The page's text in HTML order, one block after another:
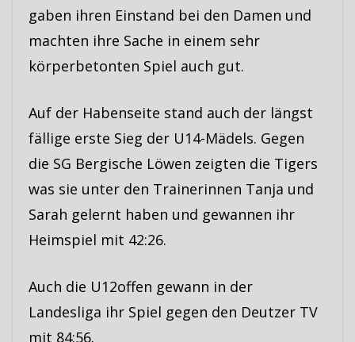
gaben ihren Einstand bei den Damen und
machten ihre Sache in einem sehr
körperbetonten Spiel auch gut.
Auf der Habenseite stand auch der längst
fällige erste Sieg der U14-Mädels. Gegen
die SG Bergische Löwen zeigten die Tigers
was sie unter den Trainerinnen Tanja und
Sarah gelernt haben und gewannen ihr
Heimspiel mit 42:26.
Auch die U12offen gewann in der
Landesliga ihr Spiel gegen den Deutzer TV
mit 84:56.